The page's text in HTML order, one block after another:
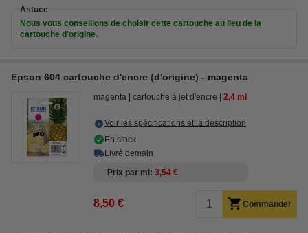
Astuce
Nous vous conseillons de choisir cette cartouche au lieu de la
cartouche d'origine.
Epson 604 cartouche d'encre (d'origine) - magenta
magenta cartouche à jet d'encre 2,4 ml
Voir les spécifications et la description
En stock
Livré demain
Prix par ml
3,54 €
8,50 € Commander